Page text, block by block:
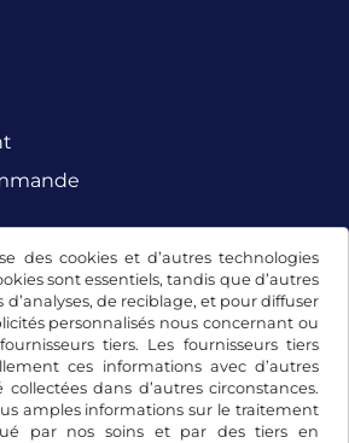
des cookies et d’autres technologies
sont essentiels, tandis que d’autres
d’analyses, de reciblage, et pour diffuser
personnalisés nous concernant ou
tiers. Les fournisseurs tiers
ces informations avec d’autres
dans d’autres circonstances.
amples informations sur le traitement
par nos soins et par des tiers en